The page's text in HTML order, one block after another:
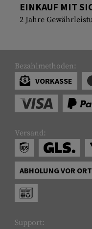
EINKAUF MIT
2 Jahre
Bezahlmethoden:
VORKASSE
Versand:
ABHOLUNG VOR
Support: